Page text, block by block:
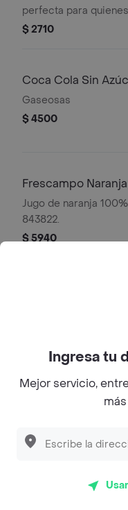
perfecta para
disfrutar del sabor
comidas, refrescarte
donde vayas. Se
fría. / PLU 3659485
$ 2710
Coca Cola Sin
Gaseosas
$ 4500
Frescampo
Jugo de naranja
843822.
$ 5940
Frescampo
Jugo de mandarina
Agua frescampo
$ 1000
Ingresa tu
Mejor servicio,